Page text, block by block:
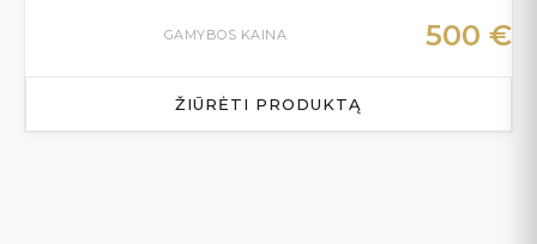
GAMYBOS KAINA 500 €
ŽIŪRĖTI PRODUKTĄ